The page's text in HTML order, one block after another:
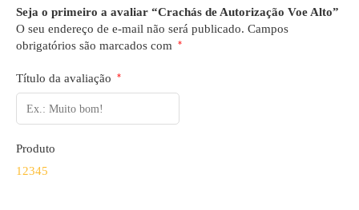
Seja o primeiro a avaliar “Crachás de Autorização Voe Alto”
O seu endereço de e-mail não será publicado. Campos
obrigatórios são marcados com
*
Título da avaliação *
Produto
12345